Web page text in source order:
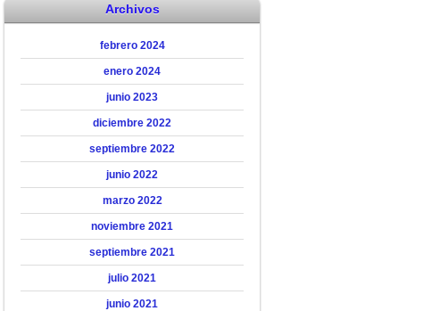
Archivos
febrero 2024
enero 2024
junio 2023
diciembre 2022
septiembre 2022
junio 2022
marzo 2022
noviembre 2021
septiembre 2021
julio 2021
junio 2021